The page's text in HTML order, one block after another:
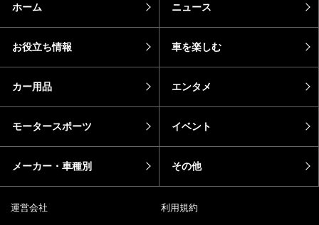
ホーム ニュース
お役立ち情報 車を楽しむ
カー用品 エンタメ
モータースポーツ イベント
メーカー・車種別 その他
運営会社 利用規約